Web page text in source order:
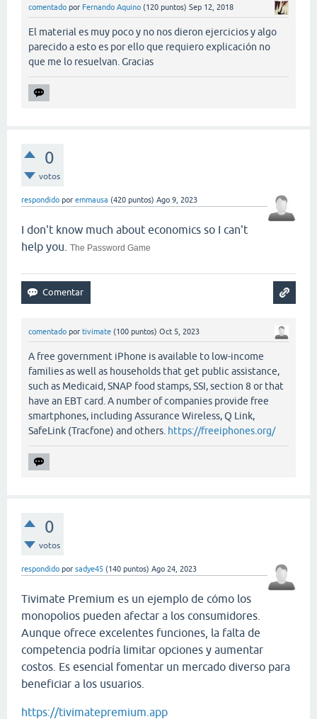
comentado por Fernando Aquino (120 puntos) Sep 12, 2018
El material es muy poco y no nos dieron ejercicios y algo
parecido a esto es por ello que requiero explicación no
que me lo resuelvan. Gracias
0
votos
respondido por emmausa (420 puntos) Ago 9, 2023
I don't know much about economics so I can't
help you.
The Password Game
comentado por tivimate (100 puntos) Oct 5, 2023
A free government iPhone is available to low-income
families as well as households that get public assistance,
such as Medicaid, SNAP food stamps, SSI, section 8 or that
have an EBT card. A number of companies provide free
smartphones, including Assurance Wireless, Q Link,
SafeLink (Tracfone) and others. https://freeiphones.org/
0
votos
respondido por sadye45 (140 puntos) Ago 24, 2023
Tivimate Premium es un ejemplo de cómo los
monopolios pueden afectar a los consumidores.
Aunque ofrece excelentes funciones, la falta de
competencia podría limitar opciones y aumentar
costos. Es esencial fomentar un mercado diverso para
beneficiar a los usuarios.
https://tivimatepremium.app